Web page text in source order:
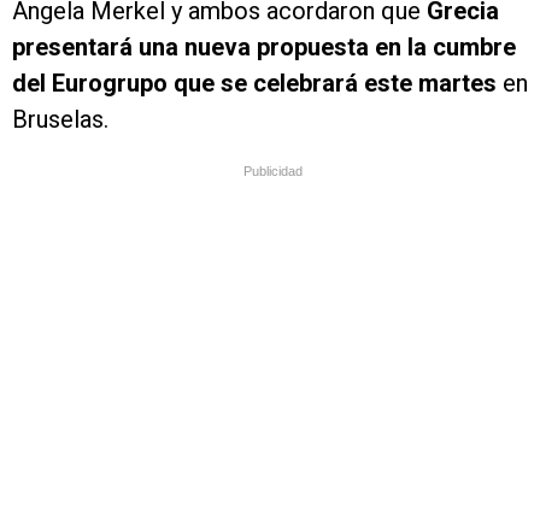
Angela Merkel y ambos acordaron que Grecia
presentará una nueva propuesta en la cumbre
del Eurogrupo que se celebrará este martes en
Bruselas.
Publicidad